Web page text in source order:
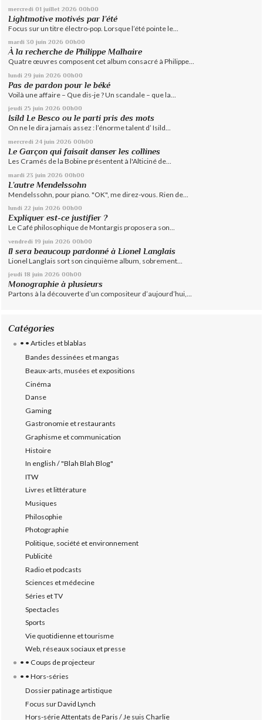
mercredi 01 juillet 2026 00h00
Lightmotive motivés par l’été
Focus sur un titre électro-pop. Lorsque l’été pointe le...
mardi 30 juin 2026 00h00
À la recherche de Philippe Malhaire
Quatre œuvres composent cet album consacré à Philippe...
lundi 29 juin 2026 00h00
Pas de pardon pour le béké
Voilà une affaire – Que dis-je ? Un scandale – que la...
jeudi 25 juin 2026 00h00
Isild Le Besco ou le parti pris des mots
On ne le dira jamais assez : l’énorme talent d’ Isild...
mercredi 24 juin 2026 00h00
Le Garçon qui faisait danser les collines
Les Cramés de la Bobine présentent à l'Alticiné de...
mardi 23 juin 2026 00h00
L’autre Mendelssohn
Mendelssohn, pour piano. "OK", me direz-vous. Rien de...
lundi 22 juin 2026 00h00
Expliquer est-ce justifier ?
Le Café philosophique de Montargis proposera son...
vendredi 19 juin 2026 00h00
Il sera beaucoup pardonné à Lionel Langlais
Lionel Langlais sort son cinquième album, sobrement...
jeudi 18 juin 2026 00h00
Monographie à plusieurs
Partons à la découverte d’un compositeur d’aujourd’hui,...
Catégories
• • Articles et blablas
Bandes dessinées et mangas
Beaux-arts, musées et expositions
Cinéma
Danse
Gaming
Gastronomie et restaurants
Graphisme et communication
Histoire
In english / "Blah Blah Blog"
ITW
Livres et littérature
Musiques
Philosophie
Photographie
Politique, société et environnement
Publicité
Radio et podcasts
Sciences et médecine
Séries et TV
Spectacles
Sports
Vie quotidienne et tourisme
Web, réseaux sociaux et presse
• • Coups de projecteur
• • Hors-séries
Dossier patinage artistique
Focus sur David Lynch
Hors-série Attentats de Paris / Je suis Charlie